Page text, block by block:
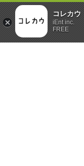
コレカウ
iEnt inc.
FREE